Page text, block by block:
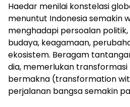
Haedar menilai konstelasi
menuntut Indonesia semakin
menghadapi persoalan politik,
budaya, keagamaan,
ekosistem. Beragam
dia, memerlukan transformasi
bermakna (transformation
perjalanan bangsa semakin